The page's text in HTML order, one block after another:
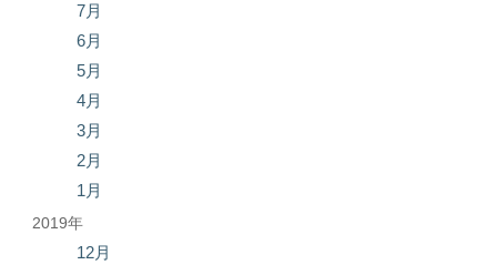
7月
6月
5月
4月
3月
2月
1月
2019年
12月